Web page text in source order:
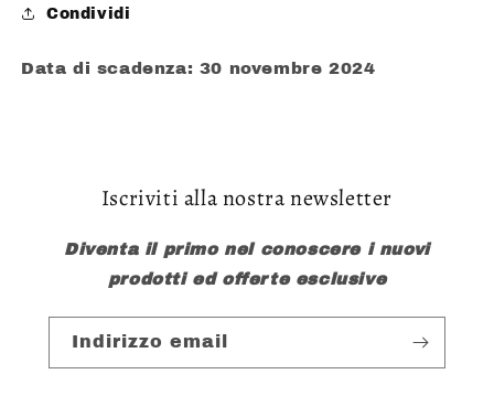
Condividi
Data di scadenza: 30 novembre 2024
Iscriviti alla nostra newsletter
Diventa il primo nel conoscere i nuovi
prodotti ed offerte esclusive
Indirizzo email